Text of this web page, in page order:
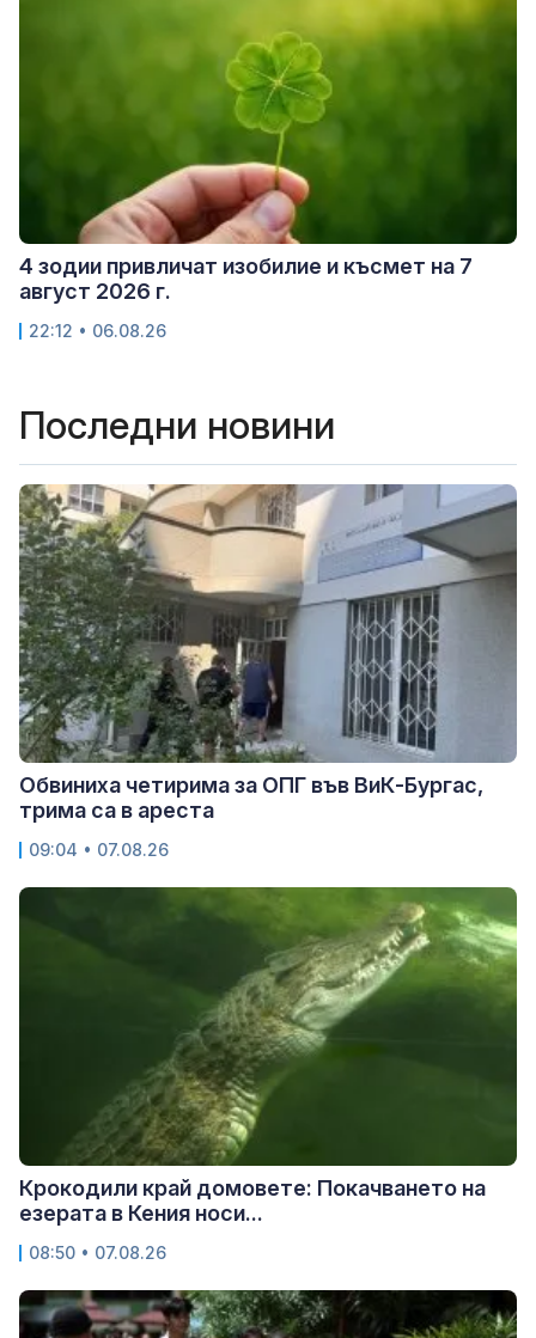
4 зодии привличат изобилие и късмет на 7
август 2026 г.
22:12 • 06.08.26
Последни новини
Обвиниха четирима за ОПГ във ВиК-Бургас,
трима са в ареста
09:04 • 07.08.26
Крокодили край домовете: Покачването на
езерата в Кения носи...
08:50 • 07.08.26